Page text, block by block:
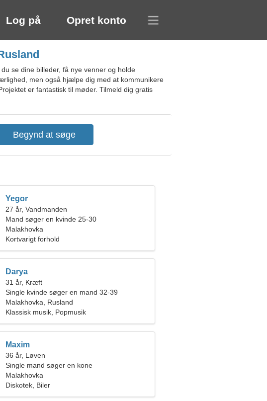
Log på Opret konto
se dine billeder, få nye venner og holde
men også hjælpe dig med at kommunikere
er fantastisk til møder. Tilmeld dig gratis
Yegor
27 år, Vandmanden
Mand søger en kvinde 25-30
Malakhovka
Kortvarigt forhold
Darya
31 år, Kræft
Single kvinde søger en mand 32-39
Malakhovka, Rusland
Klassisk musik, Popmusik
Maxim
36 år, Løven
Single mand søger en kone
Malakhovka
Diskotek, Biler